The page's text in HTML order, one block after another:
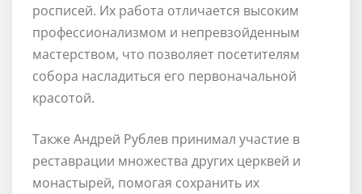
росписей. Их работа отличается высоким
профессионализмом и непревзойденным
мастерством, что позволяет посетителям
собора насладиться его первоначальной
красотой.
Также Андрей Рублев принимал участие в
реставрации множества других церквей и
монастырей, помогая сохранить их